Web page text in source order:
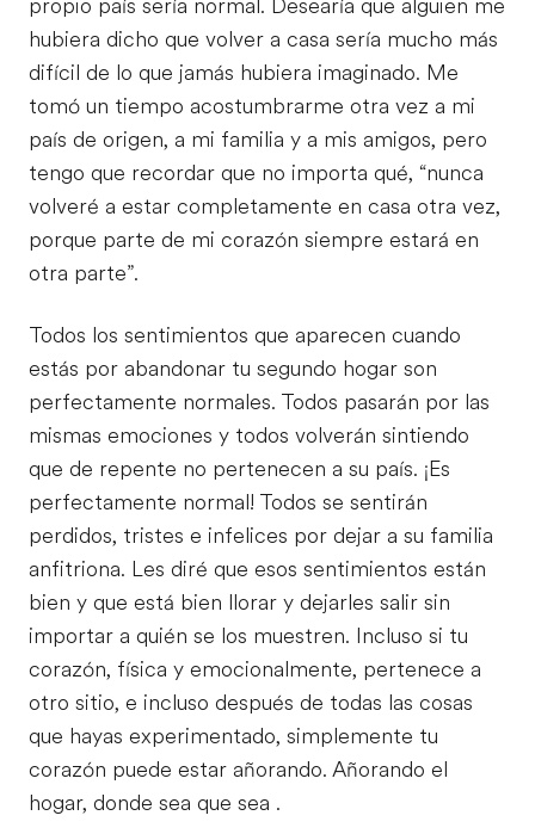
propio país sería normal. Desearía que alguien me
hubiera dicho que volver a casa sería mucho más
difícil de lo que jamás hubiera imaginado. Me
tomó un tiempo acostumbrarme otra vez a mi
país de origen, a mi familia y a mis amigos, pero
tengo que recordar que no importa qué, “nunca
volveré a estar completamente en casa otra vez,
porque parte de mi corazón siempre estará en
otra parte”.
Todos los sentimientos que aparecen cuando
estás por abandonar tu segundo hogar son
perfectamente normales. Todos pasarán por las
mismas emociones y todos volverán sintiendo
que de repente no pertenecen a su país. ¡Es
perfectamente normal! Todos se sentirán
perdidos, tristes e infelices por dejar a su familia
anfitriona. Les diré que esos sentimientos están
bien y que está bien llorar y dejarles salir sin
importar a quién se los muestren. Incluso si tu
corazón, física y emocionalmente, pertenece a
otro sitio, e incluso después de todas las cosas
que hayas experimentado, simplemente tu
corazón puede estar añorando. Añorando el
hogar, donde sea que sea .